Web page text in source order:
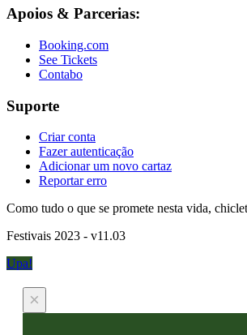
Apoios & Parcerias:
Booking.com
See Tickets
Contabo
Suporte
Criar conta
Fazer autenticação
Adicionar um novo cartaz
Reportar erro
Como tudo o que se promete nesta vida,
Festivais 2023 - v11.03
Upa!
×